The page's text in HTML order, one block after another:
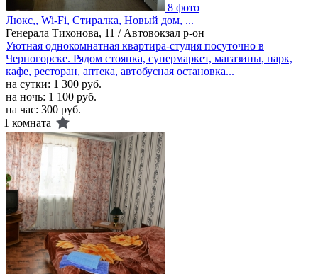
8 фото
Люкс,, Wi-Fi, Стиралка, Новый дом, ...
Генерала Тихонова, 11 / Автовокзал р-он
Уютная однокомнатная квартира-студия посуточно в
Черногорске. Рядом стоянка, супермаркет, магазины, парк,
кафе, ресторан, аптека, автобусная остановка...
на сутки: 1 300 руб.
на ночь: 1 100 руб.
на час: 300 руб.
1 комната